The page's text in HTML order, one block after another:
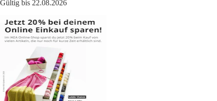
Gültig bis 22.08.2026